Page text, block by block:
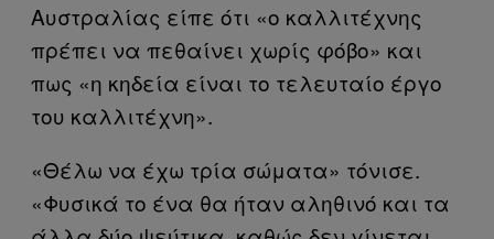
Αυστραλίας είπε ότι «ο καλλιτέχνης
πρέπει να πεθαίνει χωρίς φόβο» και
πως «η κηδεία είναι το τελευταίο έργο
του καλλιτέχνη».
«Θέλω να έχω τρία σώματα» τόνισε.
«Φυσικά το ένα θα ήταν αληθινό και τα